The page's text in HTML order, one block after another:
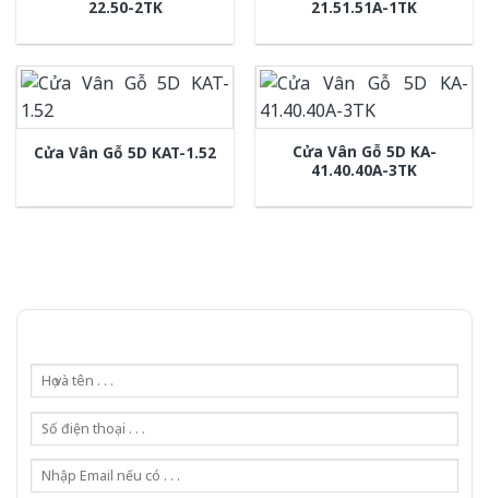
22.50-2TK
21.51.51A-1TK
Cửa Vân Gỗ 5D KAT-1.52
Cửa Vân Gỗ 5D KA-
41.40.40A-3TK